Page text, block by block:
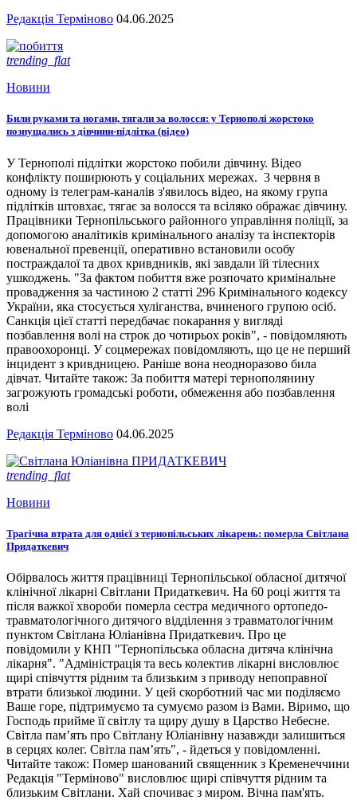
Редакція Терміново 04.06.2025
trending_flat
Новини
Били руками та ногами, тягали за волосся: у Тернополі жорстоко
познущались з дівчини-підлітка (відео)
У Тернополі підлітки жорстоко побили дівчину. Відео
конфлікту поширюють у соціальних мережах. 3 червня в
одному із телеграм-каналів з'явилось відео, на якому група
підлітків штовхає, тягає за волосся та всіляко ображає дівчину.
Працівники Тернопільського районного управління поліції, за
допомогою аналітиків кримінального аналізу та інспекторів
ювенальної превенції, оперативно встановили особу
постраждалої та двох кривдників, які завдали їй тілесних
ушкоджень. "За фактом побиття вже розпочато кримінальне
провадження за частиною 2 статті 296 Кримінального кодексу
України, яка стосується хуліганства, вчиненого групою осіб.
Санкція цієї статті передбачає покарання у вигляді
позбавлення волі на строк до чотирьох років", - повідомляють
правоохоронці. У соцмережах повідомляють, що це не перший
інцидент з кривдницею. Раніше вона неодноразово била
дівчат. Читайте також: За побиття матері тернополянину
загрожують громадські роботи, обмеження або позбавлення
волі
Редакція Терміново 04.06.2025
trending_flat
Новини
Трагічна втрата для однієї з тернопільських лікарень: померла Світлана
Придаткевич
Обірвалось життя працівниці Тернопільської обласної дитячої
клінічної лікарні Світлани Придаткевич. На 60 році життя та
після важкої хвороби померла сестра медичного ортопедо-
травматологічного дитячого відділення з травматологічним
пунктом Світлана Юліанівна Придаткевич. Про це
повідомили у КНП "Тернопільська обласна дитяча клінічна
лікарня". "Адміністрація та весь колектив лікарні висловлює
щирі співчуття рідним та близьким з приводу непоправної
втрати близької людини. У цей скорботний час ми поділяємо
Ваше горе, підтримуємо та сумуємо разом із Вами. Віримо, що
Господь прийме її світлу та щиру душу в Царство Небесне.
Світла пам’ять про Світлану Юліанівну назавжди залишиться
в серцях колег. Світла пам’ять", - йдеться у повідомленні.
Читайте також: Помер шанований священник з Кременеччини
Редакція "Терміново" висловлює щирі співчуття рідним та
близьким Світлани. Хай спочиває з миром. Вічна пам'ять.